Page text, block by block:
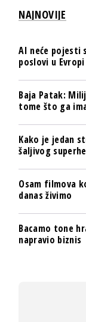
NAJNOVIJE
AI neće pojesti
poslovi u Evropi
Baja Patak:
tome što ga
Kako je jedan
šaljivog
Osam filmova
danas živimo
Bacamo tone
napravio biznis